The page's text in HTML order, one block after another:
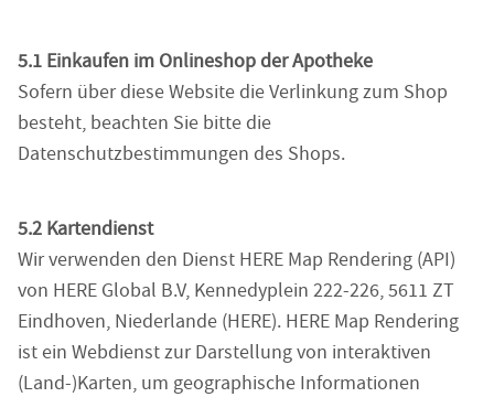
5.1 Einkaufen im Onlineshop der Apotheke
Sofern über diese Website die Verlinkung zum Shop
besteht, beachten Sie bitte die
Datenschutzbestimmungen des Shops.
5.2 Kartendienst
Wir verwenden den Dienst HERE Map Rendering (API)
von HERE Global B.V, Kennedyplein 222-226, 5611 ZT
Eindhoven, Niederlande (HERE). HERE Map Rendering
ist ein Webdienst zur Darstellung von interaktiven
(Land-)Karten, um geographische Informationen